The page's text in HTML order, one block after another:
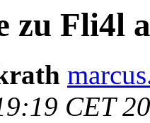
zu Fli4l
CET